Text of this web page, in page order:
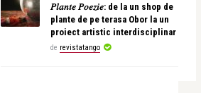
𝑃𝑙𝑎𝑛𝑡𝑒 𝑃𝑜𝑒𝑧𝑖𝑒: de la un shop de
plante de pe terasa Obor la un
proiect artistic interdisciplinar
de revistatango